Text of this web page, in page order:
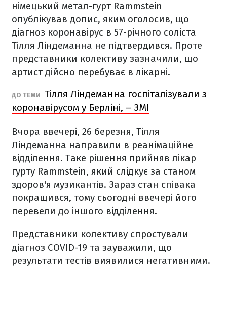
німецький метал-гурт Rammstein
опублікував допис, яким оголосив, що
діагноз коронавірус в 57-річного соліста
Тілля Ліндеманна не підтвердився. Проте
представники колективу зазначили, що
артист дійсно перебуває в лікарні.
ДО ТЕМИ Тілля Ліндеманна госпіталізували з
коронавірусом у Берліні, – ЗМІ
Вчора ввечері, 26 березня, Тілля
Ліндеманна направили в реанімаційне
відділення. Таке рішення прийняв лікар
гурту Rammstein, який слідкує за станом
здоров'я музикантів. Зараз стан співака
покращився, тому сьогодні ввечері його
перевели до іншого відділення.
Представники колективу спростували
діагноз COVID-19 та зауважили, що
результати тестів виявилися негативними.